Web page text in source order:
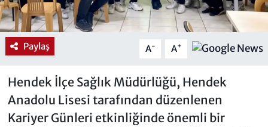
Paylaş A- A+
Hendek İlçe Sağlık Müdürlüğü, Hendek
Anadolu Lisesi tarafından düzenlenen
Kariyer Günleri etkinliğinde önemli bir